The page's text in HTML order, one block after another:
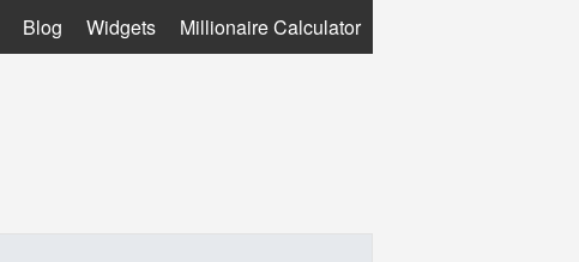
Blog Widgets Millionaire Calculator